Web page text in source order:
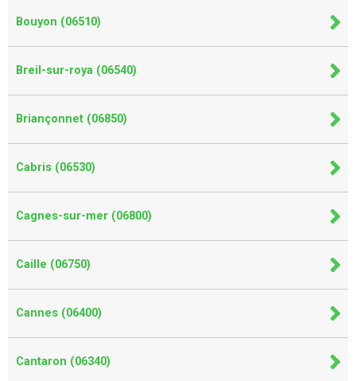
Bouyon (06510)
Breil-sur-roya (06540)
Briançonnet (06850)
Cabris (06530)
Cagnes-sur-mer (06800)
Caille (06750)
Cannes (06400)
Cantaron (06340)